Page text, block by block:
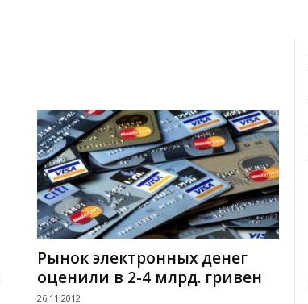
Рынок электронных денег
оценили в 2-4 млрд. гривен
26.11.2012